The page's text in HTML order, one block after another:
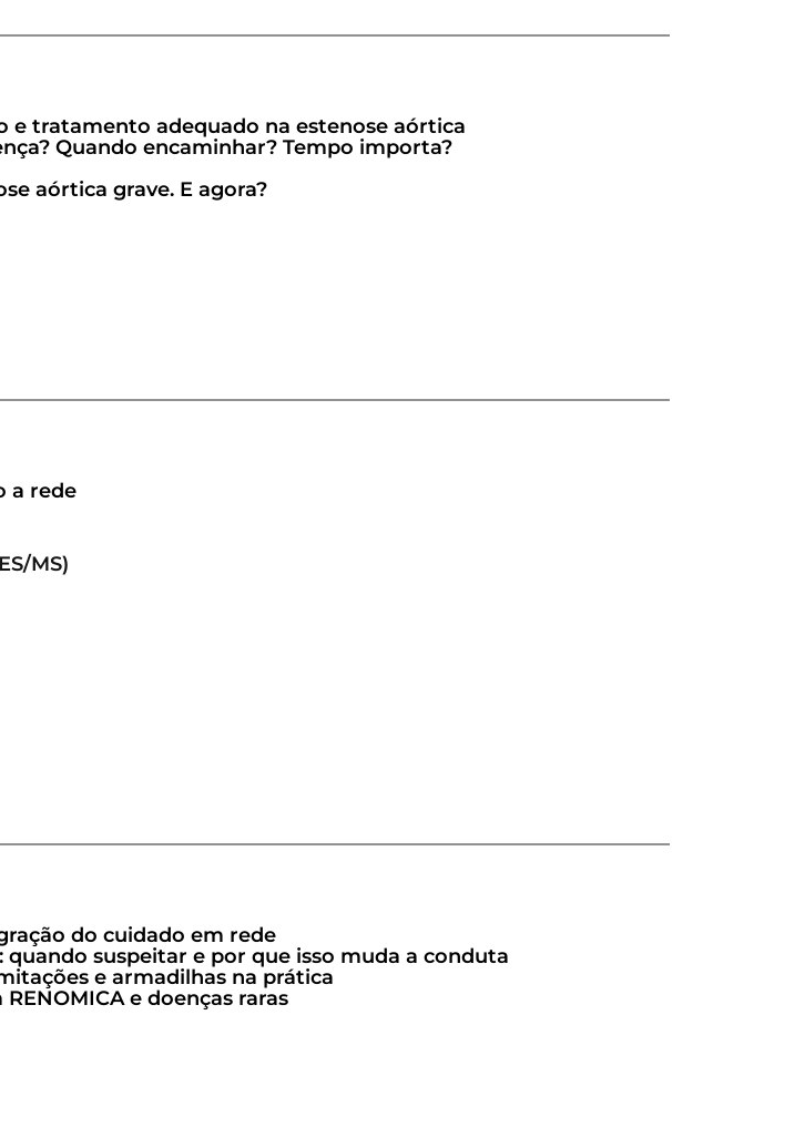
e tratamento adequado na estenose aórtica
Quando encaminhar? Tempo importa?
aórtica grave. E agora?
a rede
MS)
do cuidado em rede
quando suspeitar e por que isso muda a conduta
e armadilhas na prática
e doenças raras